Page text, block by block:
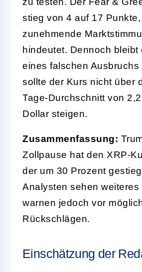
stieg von 4 auf 17
zunehmende
hindeutet. Dennoch bleibt
eines falschen Ausbruchs
sollte der Kurs nicht über
Tage-Durchschnitt von
Dollar steigen.
Zusammenfassung:
Zollpause hat den XRP-
der um 30 Prozent
Analysten sehen weiteres
warnen jedoch vor
Rückschlägen.
Einschätzung der